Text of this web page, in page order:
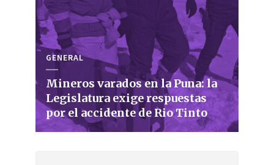
GENERAL
Mineros varados en la Puna: la
Legislatura exige respuestas
por el accidente de Rio Tinto